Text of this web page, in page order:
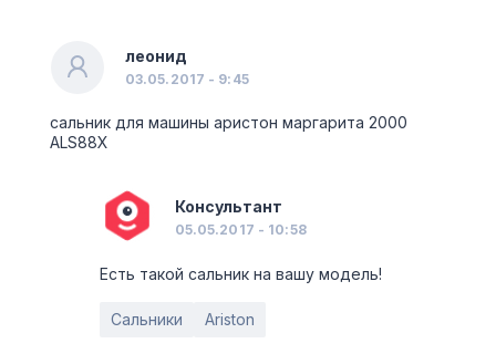
леонид
03.05.2017 - 9:45
сальник для машины аристон маргарита 2000
ALS88X
Консультант
05.05.2017 - 10:58
Есть такой сальник на вашу модель!
Сальники Ariston